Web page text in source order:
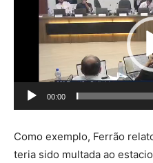
00:00
Como exemplo, Ferrão
teria sido multada ao